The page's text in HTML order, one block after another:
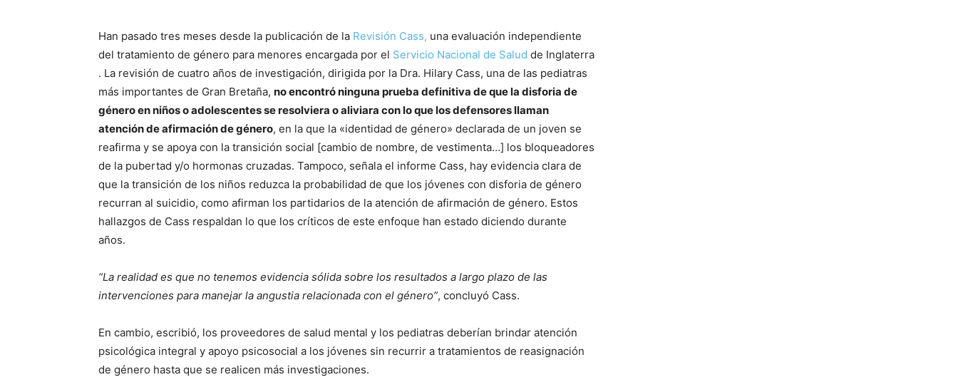
Han pasado tres meses desde la publicación de la Revisión Cass, una evaluación independiente
del tratamiento de género para menores encargada por el Servicio Nacional de Salud de Inglaterra
. La revisión de cuatro años de investigación, dirigida por la Dra. Hilary Cass, una de las pediatras
más importantes de Gran Bretaña, no encontró ninguna prueba definitiva de que la disforia de
género en niños o adolescentes se resolviera o aliviara con lo que los defensores llaman
atención de afirmación de género, en la que la «identidad de género» declarada de un joven se
reafirma y se apoya con la transición social [cambio de nombre, de vestimenta…] los bloqueadores
de la pubertad y/o hormonas cruzadas. Tampoco, señala el informe Cass, hay evidencia clara de
que la transición de los niños reduzca la probabilidad de que los jóvenes con disforia de género
recurran al suicidio, como afirman los partidarios de la atención de afirmación de género. Estos
hallazgos de Cass respaldan lo que los críticos de este enfoque han estado diciendo durante
años.
“La realidad es que no tenemos evidencia sólida sobre los resultados a largo plazo de las
intervenciones para manejar la angustia relacionada con el género”, concluyó Cass.
En cambio, escribió, los proveedores de salud mental y los pediatras deberían brindar atención
psicológica integral y apoyo psicosocial a los jóvenes sin recurrir a tratamientos de reasignación
de género hasta que se realicen más investigaciones.